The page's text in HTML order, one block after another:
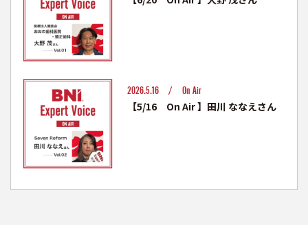
2026.5.16 /On Air
【5/16 On Air 】田川 ななえさん